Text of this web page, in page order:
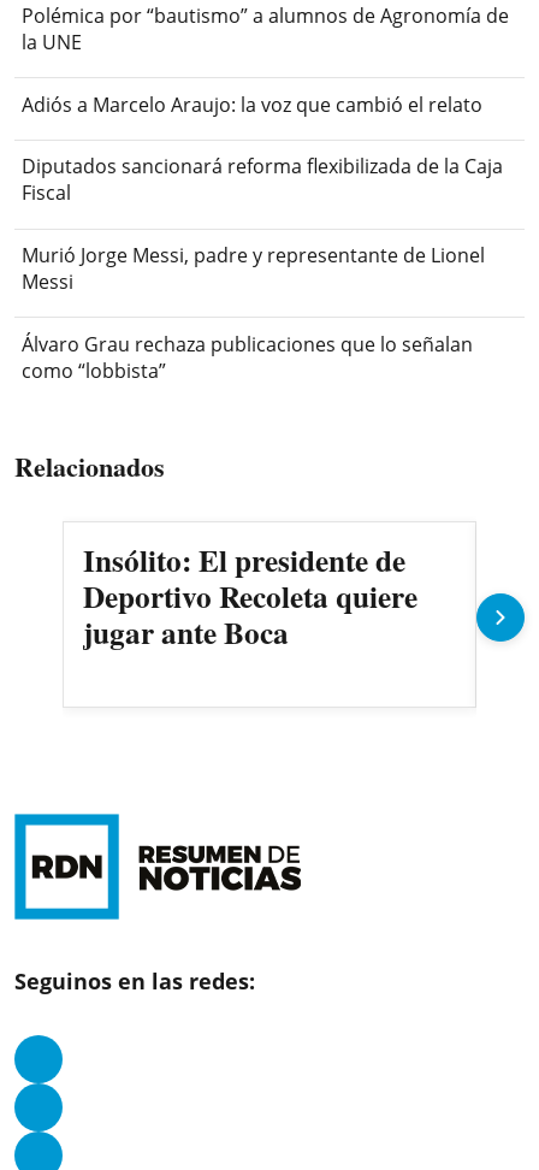
Polémica por “bautismo” a alumnos de Agronomía de
la UNE
Adiós a Marcelo Araujo: la voz que cambió el relato
Diputados sancionará reforma flexibilizada de la Caja
Fiscal
Murió Jorge Messi, padre y representante de Lionel
Messi
Álvaro Grau rechaza publicaciones que lo señalan
como “lobbista”
Relacionados
Insólito: El presidente de
Deportivo Recoleta quiere
jugar ante Boca
Seguinos en las redes: